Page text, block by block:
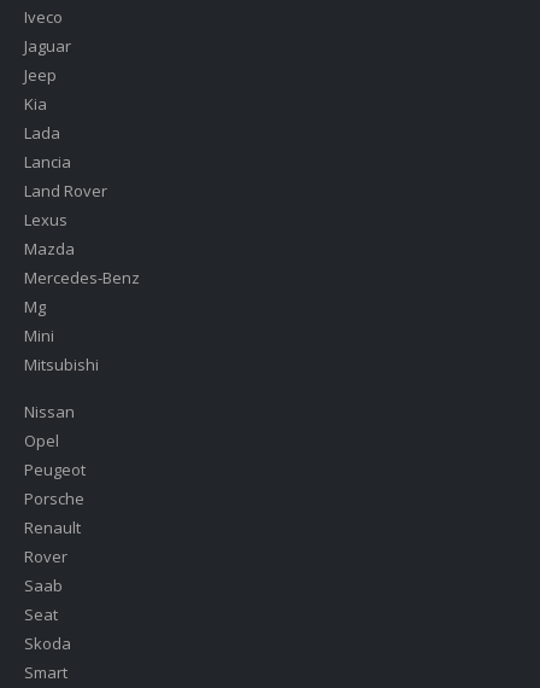
Iveco
Jaguar
Jeep
Kia
Lada
Lancia
Land Rover
Lexus
Mazda
Mercedes-Benz
Mg
Mini
Mitsubishi
Nissan
Opel
Peugeot
Porsche
Renault
Rover
Saab
Seat
Skoda
Smart